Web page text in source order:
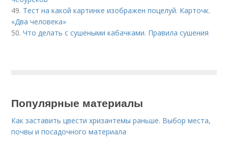
49. Тест на какой картинке изображен поцелуй. Карточк.
«Два человека»
50.Что делать с сушеными кабачками. Правила сушения
Популярные материалы
Как заставить цвести хризантемы раньше. Выбор места,
почвы и посадочного материала